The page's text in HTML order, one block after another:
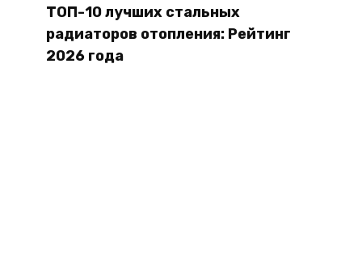
ТОП-10 лучших стальных
радиаторов отопления: Рейтинг
2026 года